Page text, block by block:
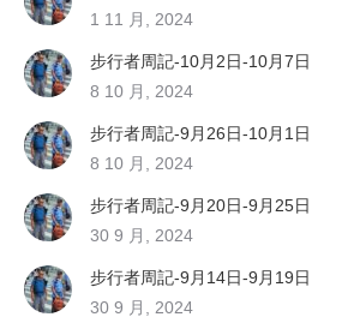
1 11 月, 2024
步行者周記-10月2日-10月7日
8 10 月, 2024
步行者周記-9月26日-10月1日
8 10 月, 2024
步行者周記-9月20日-9月25日
30 9 月, 2024
步行者周記-9月14日-9月19日
30 9 月, 2024